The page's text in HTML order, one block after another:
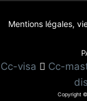
Mentions légales,
Cc-visa Cc-
Copyright